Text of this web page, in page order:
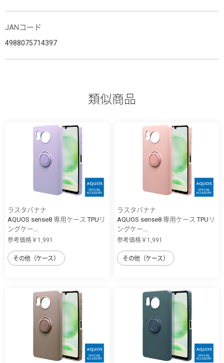
JANコード
4988075714397
類似商品
ラスタバナナ
AQUOS sense8 専用ケース TPUリ
ングケー...
参考価格￥1,991
その他（ケース）
ラスタバナナ
AQUOS sense8 専用ケース TPUリ
ングケー...
参考価格￥1,991
その他（ケース）